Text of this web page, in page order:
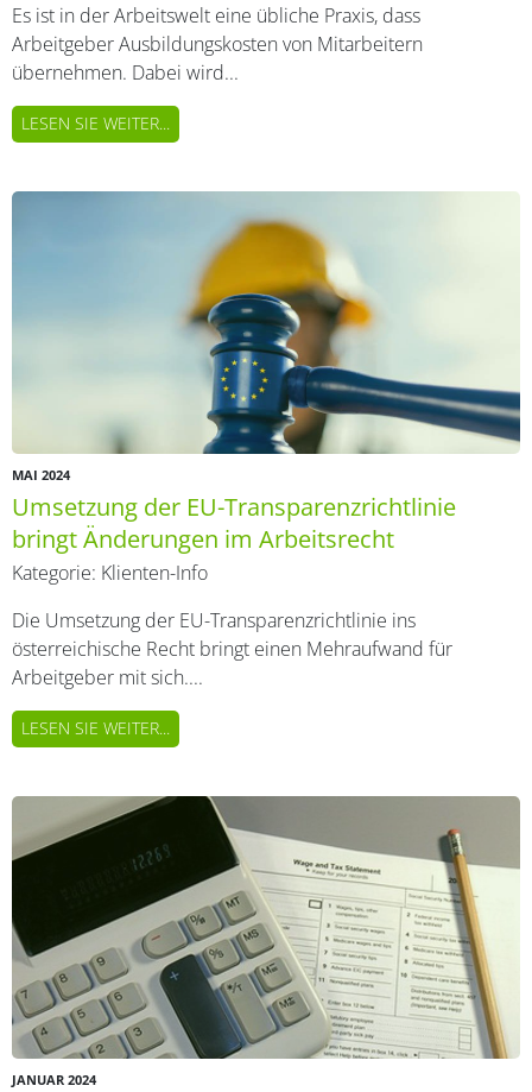
Es ist in der Arbeitswelt eine übliche Praxis, dass
Arbeitgeber Ausbildungskosten von Mitarbeitern
übernehmen. Dabei wird...
LESEN SIE WEITER...
MAI 2024
Umsetzung der EU-Transparenzrichtlinie
bringt Änderungen im Arbeitsrecht
Kategorie: Klienten-Info
Die Umsetzung der EU-Transparenzrichtlinie ins
österreichische Recht bringt einen Mehraufwand für
Arbeitgeber mit sich....
LESEN SIE WEITER...
JANUAR 2024